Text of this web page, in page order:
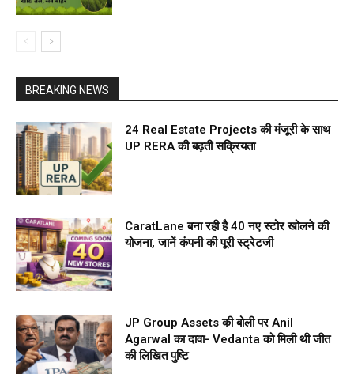
BREAKING NEWS
24 Real Estate Projects की मंजूरी के साथ
UP RERA की बढ़ती सक्रियता
CaratLane बना रही है 40 नए स्टोर खोलने की
योजना, जानें कंपनी की पूरी स्ट्रेटजी
JP Group Assets की बोली पर Anil
Agarwal का दावा- Vedanta को मिली थी जीत
की लिखित पुष्टि